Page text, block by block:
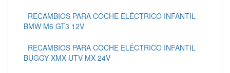
RECAMBIOS PARA COCHE ELÉCTRICO INFANTIL
BMW M6 GT3 12V
RECAMBIOS PARA COCHE ELÉCTRICO INFANTIL
BUGGY XMX UTV-MX 24V